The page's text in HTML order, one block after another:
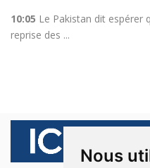
Nous
10:05 Le Pakistan dit espérer
reprise des ...